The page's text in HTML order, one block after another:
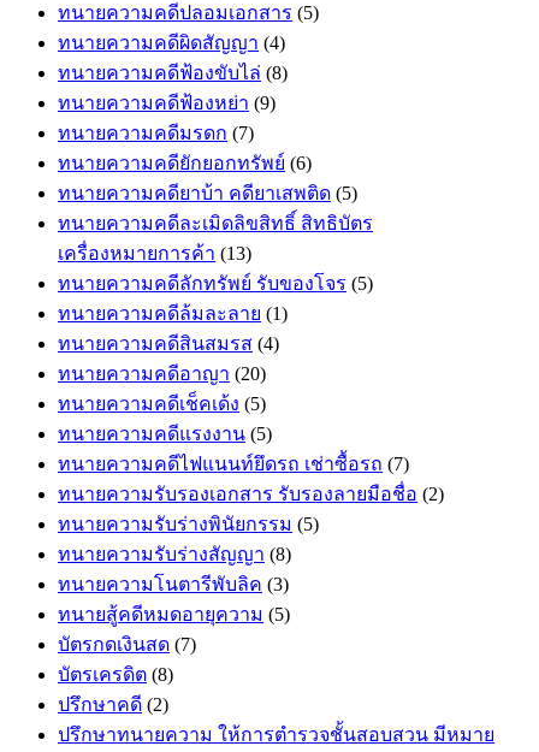
ทนายความคดีปลอมเอกสาร (5)
ทนายความคดีผิดสัญญา (4)
ทนายความคดีฟ้องขับไล่ (8)
ทนายความคดีฟ้องหย่า (9)
ทนายความคดีมรดก (7)
ทนายความคดียักยอกทรัพย์ (6)
ทนายความคดียาบ้า คดียาเสพติด (5)
ทนายความคดีละเมิดลิขสิทธิ์ สิทธิบัตร
เครื่องหมายการค้า (13)
ทนายความคดีลักทรัพย์ รับของโจร (5)
ทนายความคดีล้มละลาย (1)
ทนายความคดีสินสมรส (4)
ทนายความคดีอาญา (20)
ทนายความคดีเช็คเด้ง (5)
ทนายความคดีแรงงาน (5)
ทนายความคดีไฟแนนท์ยึดรถ เช่าซื้อรถ (7)
ทนายความรับรองเอกสาร รับรองลายมือชื่อ (2)
ทนายความรับร่างพินัยกรรม (5)
ทนายความรับร่างสัญญา (8)
ทนายความโนตารีพับลิค (3)
ทนายสู้คดีหมดอายุความ (5)
บัตรกดเงินสด (7)
บัตรเครดิต (8)
ปรึกษาคดี (2)
ปรึกษาทนายความ ให้การตำรวจชั้นสอบสวน มีหมาย